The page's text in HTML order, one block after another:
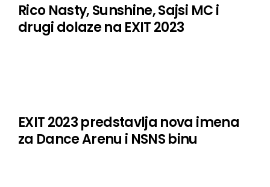
Rico Nasty, Sunshine, Sajsi MC i
drugi dolaze na EXIT 2023
EXIT 2023 predstavlja nova imena
za Dance Arenu i NSNS binu